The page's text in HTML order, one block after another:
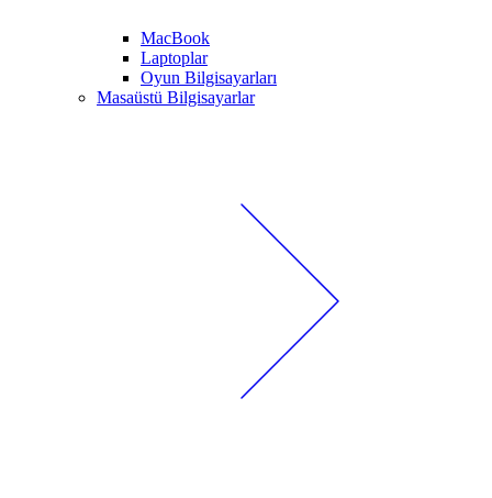
MacBook
Laptoplar
Oyun Bilgisayarları
Masaüstü Bilgisayarlar